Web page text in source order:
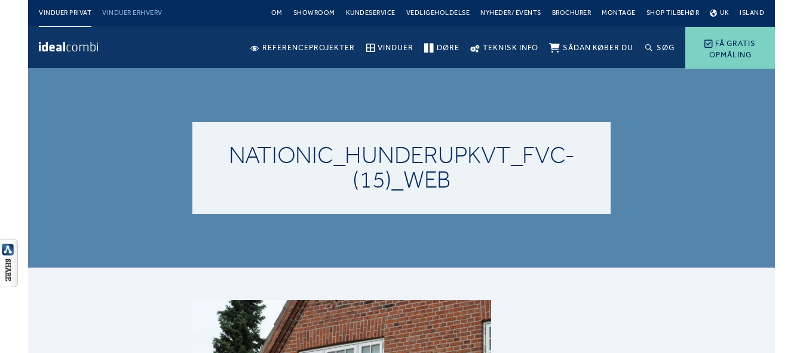
VINDUER PRIVAT VINDUER ERHVERV OM SHOWROOM KUNDESERVICE VEDLIGEHOLDELSE NYHEDER/ EVENTS BROCHURER MONTAGE SHOP TILBEHØR UK ISLAND
FÅ GRATIS
OPMÅLING
REFERENCEPROJEKTER VINDUER DØRE TEKNISK INFO SÅDAN KØBER DU SØG
NATIONIC_HUNDERUPKVT_FVC-
(15)_WEB